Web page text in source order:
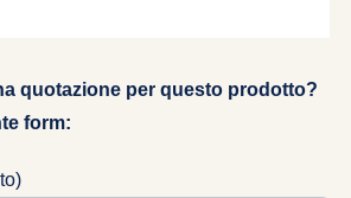
quotazione per questo prodotto?
form: